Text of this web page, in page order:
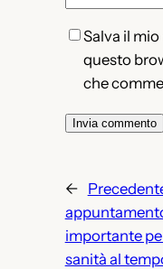
Salva il
questo
che
←
importante
sanità al